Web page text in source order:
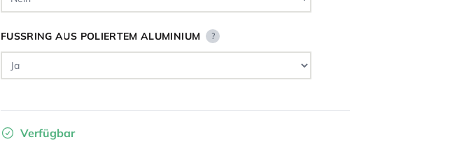
FUSSRING AUS POLIERTEM ALUMINIUM ?
Verfügbar